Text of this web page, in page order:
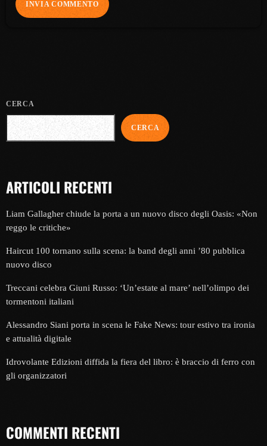
CERCA
CERCA
ARTICOLI RECENTI
Liam Gallagher chiude la porta a un nuovo disco degli Oasis: «Non
reggo le critiche»
Haircut 100 tornano sulla scena: la band degli anni ’80 pubblica
nuovo disco
Treccani celebra Giuni Russo: ‘Un’estate al mare’ nell’olimpo dei
tormentoni italiani
Alessandro Siani porta in scena le Fake News: tour estivo tra ironia
e attualità digitale
Idrovolante Edizioni diffida la fiera del libro: è braccio di ferro con
gli organizzatori
COMMENTI RECENTI